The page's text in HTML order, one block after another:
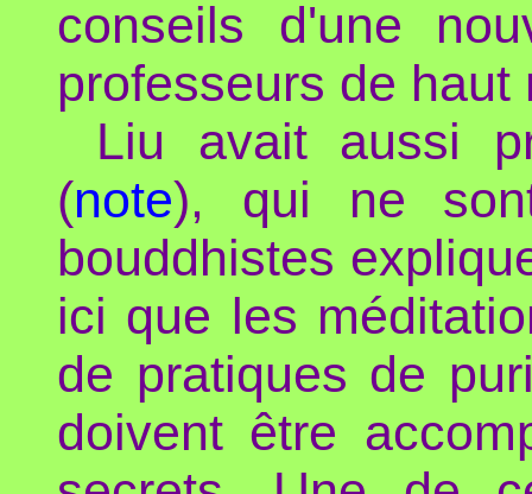
conseils d'une
professeurs de haut
Liu avait aussi
(note), qui ne
bouddhistes
ici que les
de pratiques de
doivent être